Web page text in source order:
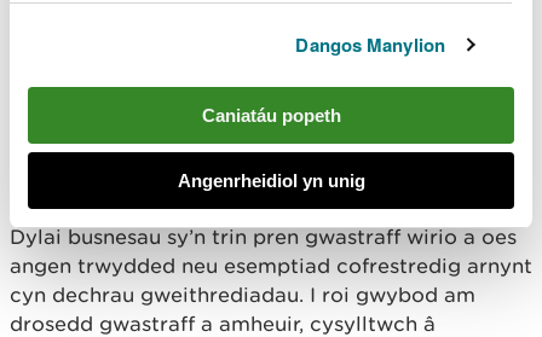
Dangos Manylion
Caniatáu popeth
Angenrheidiol yn unig
amlasiantaeth ar ddefnyddio pren
gwastraff wedi’i drin fod yn niweidiol os
caiff ei gamddefnyddio, felly rhaid i
fusnesau ddilyn canllawiau a dod o hyd i
Dylai busnesau sy’n trin pren gwastraff wirio a oes
angen trwydded neu esemptiad cofrestredig arnynt
cyn dechrau gweithrediadau. I roi gwybod am
drosedd gwastraff a amheuir, cysylltwch â